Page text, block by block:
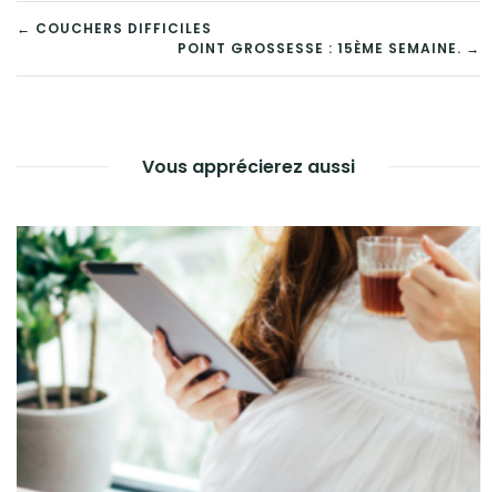
← COUCHERS DIFFICILES
POINT GROSSESSE : 15ÈME SEMAINE. →
Vous apprécierez aussi